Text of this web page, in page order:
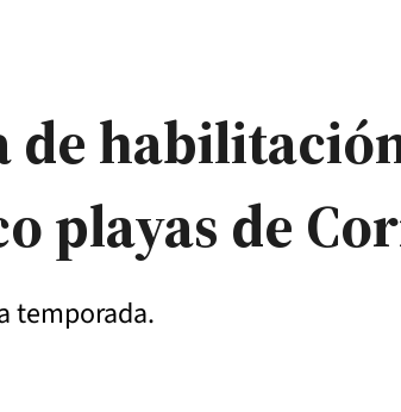
playas de
temporada.